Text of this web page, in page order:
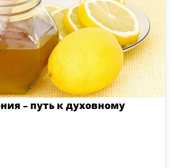
– путь к духовному